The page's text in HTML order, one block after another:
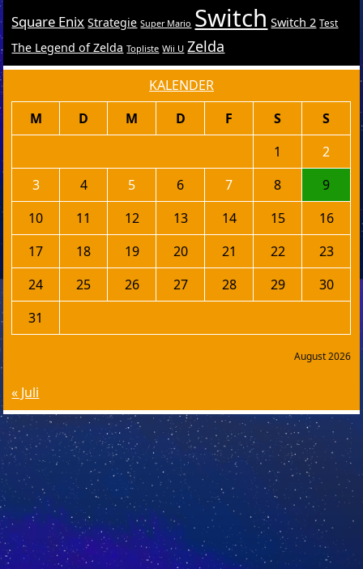
Square Enix Strategie Super Mario Switch Switch 2 Test
The Legend of Zelda Topliste Wii U Zelda
KALENDER
August 2026
M D M D F S
S
1
2
3
4 5 6 7 8
9
10
11 12 13 14 15
16
17
18 19 20 21 22
23
24
25 26 27 28 29
30
31
« Juli